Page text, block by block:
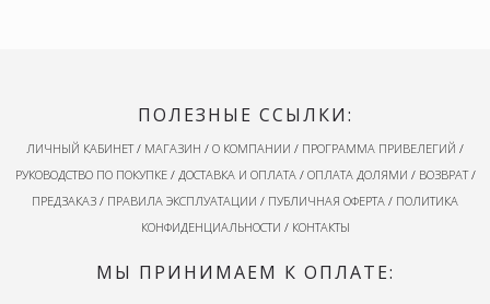
ПОЛЕЗНЫЕ ССЫЛКИ:
ЛИЧНЫЙ КАБИНЕТ/ МАГАЗИН / О КОМПАНИИ / ПРОГРАММА ПРИВЕЛЕГИЙ /
РУКОВОДСТВО ПО ПОКУПКЕ/ ДОСТАВКА И ОПЛАТА/ ОПЛАТА ДОЛЯМИ / ВОЗВРАТ/
ПРЕДЗАКАЗ / ПРАВИЛА ЭКСПЛУАТАЦИИ / ПУБЛИЧНАЯ ОФЕРТА / ПОЛИТИКА
КОНФИДЕНЦИАЛЬНОСТИ / КОНТАКТЫ
МЫ ПРИНИМАЕМ К ОПЛАТЕ: